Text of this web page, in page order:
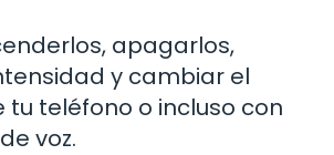
apagarlos,
y cambiar el
tu teléfono o incluso con
voz.